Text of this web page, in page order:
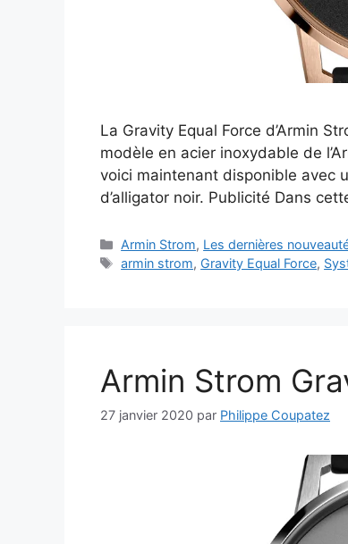
La Gravity Equal Force d’Armin
modèle en acier inoxydable de
voici maintenant disponible avec
d’alligator noir. Publicité Dans
Catégories
Armin Strom, Les dernières
Étiquettes
armin strom, Gravity Equal Force,
Armin Strom
27 janvier 2020 par Philippe Coupatez